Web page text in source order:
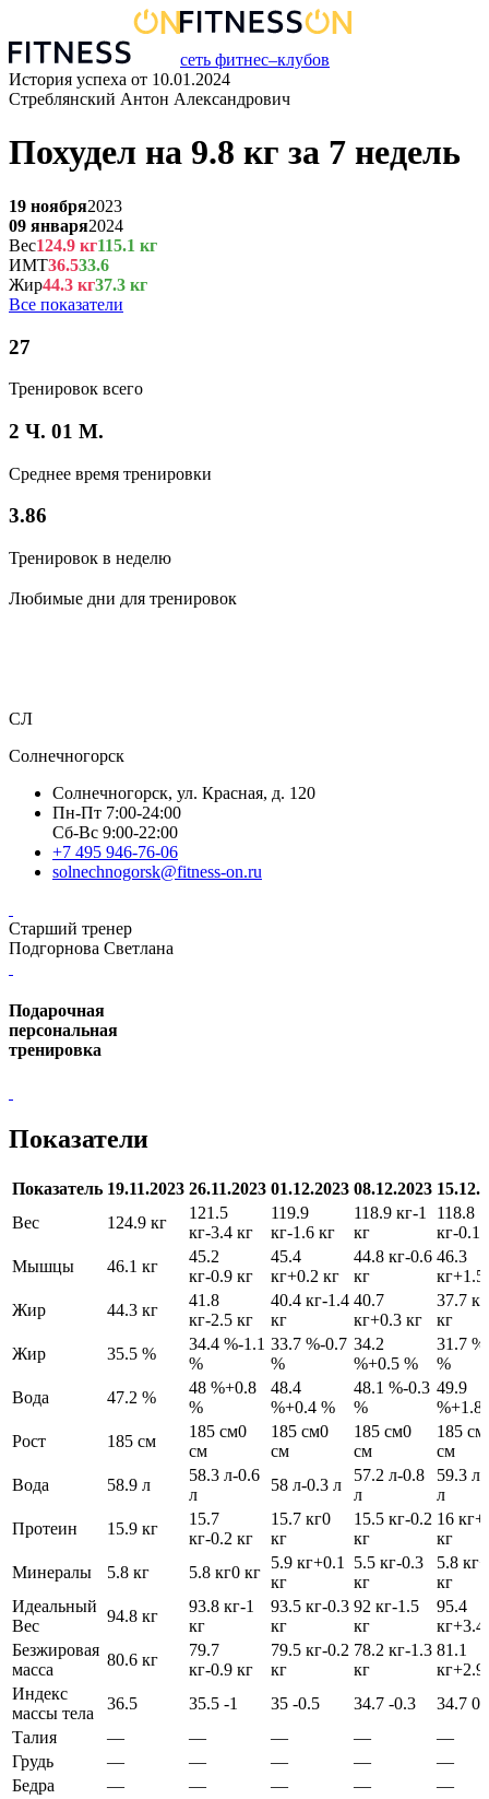
сеть фитнес–клубов
История успеха от 10.01.2024
Стреблянский Антон Александрович
Похудел на 9.8 кг за 7 недель
19 ноября2023
09 января2024
Вес124.9 кг115.1 кг
ИМТ36.533.6
Жир44.3 кг37.3 кг
Все показатели
27
Тренировок всего
2 Ч. 01 М.
Среднее время тренировки
3.86
Тренировок в неделю
Любимые дни для тренировок
СЛ
Солнечногорск
Солнечногорск, ул. Красная, д. 120
Пн-Пт 7:00-24:00
Сб-Вс 9:00-22:00
+7 495 946-76-06
solnechnogorsk@fitness-on.ru
Старший тренер
Подгорнова Светлана
Подарочная
персональная
тренировка
Показатели
Показатель 19.11.2023 26.11.2023 01.12.2023 08.12.2023
Вес
124.9 кг
121.5
кг-3.4 кг
119.9
кг-1.6 кг
118.9 кг-1
кг
118.8
кг-0.1
Мышцы
46.1 кг
45.2
кг-0.9 кг
45.4
кг+0.2 кг
44.8 кг-0.6
кг
46.3
кг+1.5
Жир
44.3 кг
41.8
кг-2.5 кг
40.4 кг-1.4
кг
40.7
кг+0.3 кг
37.7 кг
кг
Жир
35.5 %
34.4 %-1.1
%
33.7 %-0.7
%
34.2
%+0.5 %
31.7 %
%
Вода
47.2 %
48 %+0.8
%
48.4
%+0.4 %
48.1 %-0.3
%
49.9
%+1.8
Рост
185 см
185 см0
см
185 см0
см
185 см0
см
185 см
см
Вода
58.9 л
58.3 л-0.6
л
58 л-0.3 л
57.2 л-0.8
л
59.3 л
л
Протеин
15.9 кг
15.7
кг-0.2 кг
15.7 кг0
кг
15.5 кг-0.2
кг
16 кг
кг
Минералы
5.8 кг 5.8 кг0 кг
5.9 кг+0.1
кг
5.5 кг-0.3
кг
5.8 кг
кг
Идеальный
Вес
94.8 кг
93.8 кг-1
кг
93.5 кг-0.3
кг
92 кг-1.5
кг
95.4
кг+3.4
Безжировая
масса
80.6 кг
79.7
кг-0.9 кг
79.5 кг-0.2
кг
78.2 кг-1.3
кг
81.1
кг+2.9
Индекс
массы тела
36.5 35.5 -1 35 -0.5 34.7 -0.3 34.7 0
Талия
— — — —
—
Грудь
— — — —
—
Бедра
— — — —
—